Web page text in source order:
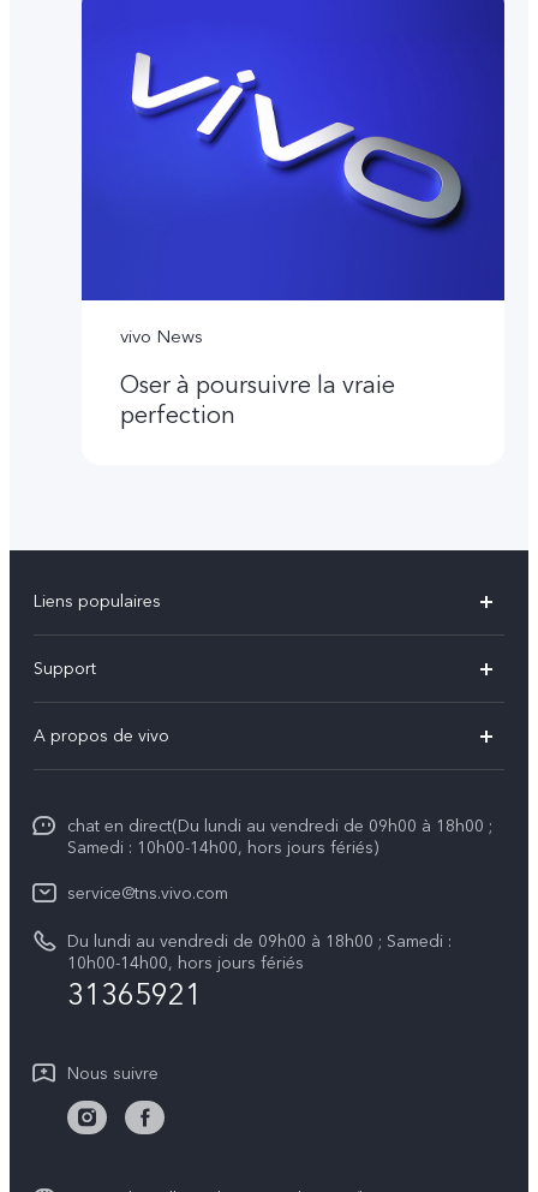
vivo News
Oser à poursuivre la vraie
perfection
Liens populaires
Y31 5G
V70
Y21d
Y29
Support
Centre de services
Authentification IMEI
A propos de vivo
Legal Notice
À propos de vivo
Centre de confidentialité vivo
Durabilité
chat en direct(Du lundi au vendredi de 09h00 à 18h00 ;
Samedi : 10h00-14h00, hors jours fériés)
service@tns.vivo.com
Du lundi au vendredi de 09h00 à 18h00 ; Samedi :
10h00-14h00, hors jours fériés
31365921
Nous suivre